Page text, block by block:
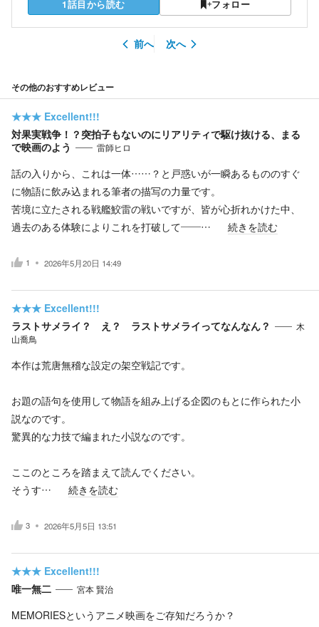
1話目から読む フォロー
前へ 次へ
その他のおすすめレビュー
★★★ Excellent!!!
対果実戦争！？突拍子もないのにリアリティで駆け抜ける、まる
で映画のよう
雷師ヒロ
話の入りから、これは一体……？と戸惑いが一瞬あるもののすぐ
に物語に飲み込まれる筆者の描写の力量です。
苦境に立たされる戦艦鮫雷の戦いですが、皆が心折れかけた中、
過去のある体験によりこれを打破して——…
続きを読む
1 2026年5月20日 14:49
★★★ Excellent!!!
ラストサメライ？ え？ ラストサメライってなんなん？
木
山喬鳥
本作は荒唐無稽な設定の架空戦記です。
お題の語句を使用して物語を組み上げる企図のもとに作られた小
説なのです。
驚異的な力技で編まれた小説なのです。
ここのところを踏まえて読んでください。
そうす…
続きを読む
3 2026年5月5日 13:51
★★★ Excellent!!!
唯一無二
宮本 賢治
MEMORIESというアニメ映画をご存知だろうか？